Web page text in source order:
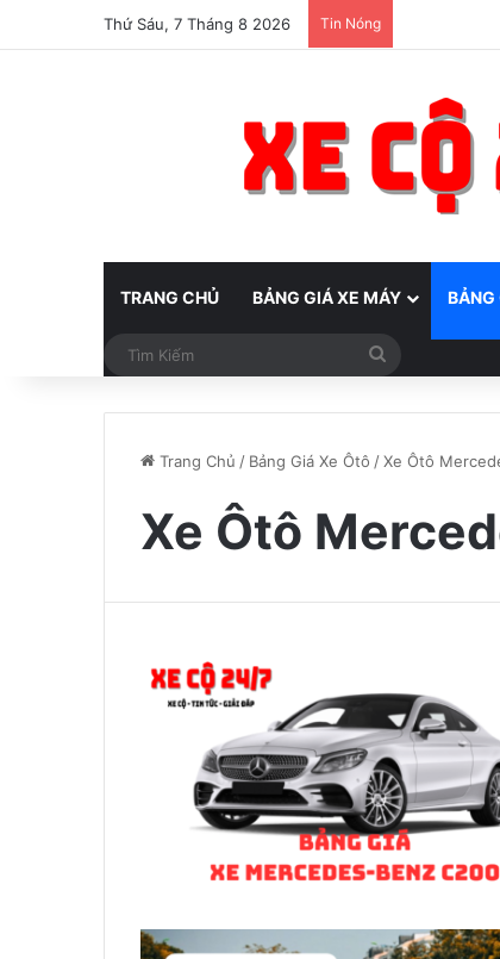
Thứ Sáu, 7 Tháng 8 2026 Tin Nóng
TRANG CHỦ BẢNG GIÁ XE MÁY BẢNG
Trang Chủ / Bảng Giá Xe Ôtô /Xe Ôtô
Xe Ôtô